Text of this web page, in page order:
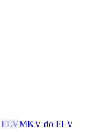
FLVMKV do FLV